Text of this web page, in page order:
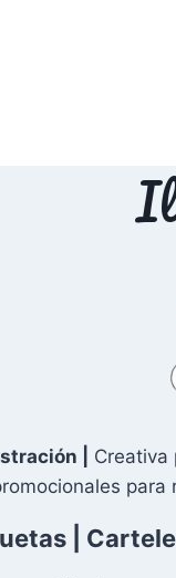
|
Creativa
para
|